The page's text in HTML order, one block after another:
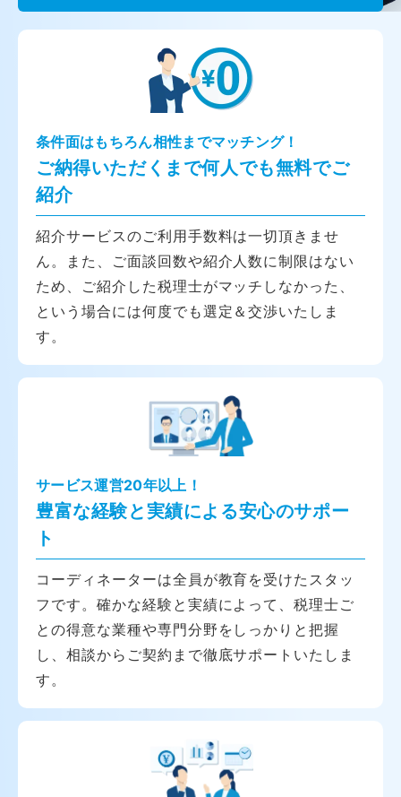
条件面はもちろん相性までマッチング！
ご納得いただくまで何人でも無料でご
紹介
紹介サービスのご利用手数料は一切頂きませ
ん。また、ご面談回数や紹介人数に制限はない
ため、ご紹介した税理士がマッチしなかった、
という場合には何度でも選定＆交渉いたしま
す。
サービス運営20年以上！
豊富な経験と実績による安心のサポー
ト
コーディネーターは全員が教育を受けたスタッ
フです。確かな経験と実績によって、税理士ご
との得意な業種や専門分野をしっかりと把握
し、相談からご契約まで徹底サポートいたしま
す。